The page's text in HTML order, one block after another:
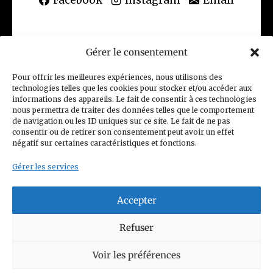
Gérer le consentement
Pour offrir les meilleures expériences, nous utilisons des
technologies telles que les cookies pour stocker et/ou accéder aux
informations des appareils. Le fait de consentir à ces technologies
nous permettra de traiter des données telles que le comportement
de navigation ou les ID uniques sur ce site. Le fait de ne pas
consentir ou de retirer son consentement peut avoir un effet
négatif sur certaines caractéristiques et fonctions.
Gérer les services
Accepter
Refuser
Voir les préférences
(CGV) Conditions générales de vente
Politique de confidentialité
Charte Club Privé
Contact
Politique de cookies (UE)
© 2026 Figurines Family
Siret n°: 93352208800014
contact@figurinesfamily.com